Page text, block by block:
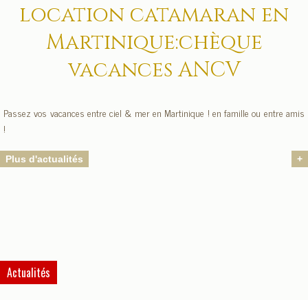
location catamaran en
Martinique:chèque
vacances ANCV
Passez vos vacances entre ciel & mer en Martinique ! en famille ou entre amis
!
+
Plus d'actualités
Actualités